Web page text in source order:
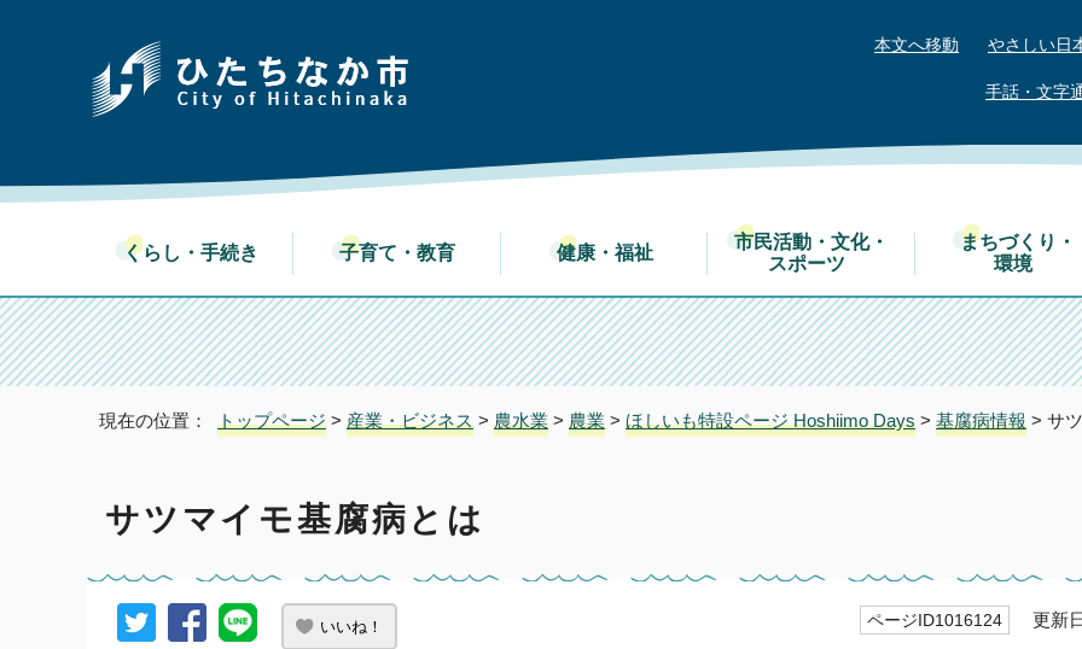
本文へ移動 やさしい日
手話・文字
くらし・手続き 子育て・教育 健康・福祉
市民活動・文化・
スポーツ
まちづくり・
環境
現在の位置： トップページ > 産業・ビジネス > 農水業 > 農業 > ほしいも特設ページ Hoshiimo Days > 基腐病情報 > サ
サツマイモ基腐病とは
いいね！ ページID1016124 更新日